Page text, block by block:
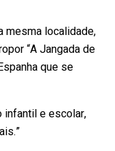
mesma localidade,
“A Jangada de
que se
infantil e escolar,